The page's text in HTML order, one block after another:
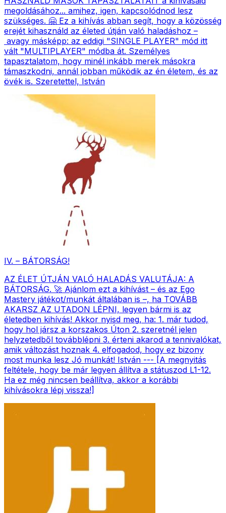
megoldásához... amihez, igen, kapcsolódnod lesz
szükséges. 🤗 Ez a kihívás abban segít, hogy a közösség
erejét kihasználd az életed útján való haladáshoz –
avagy másképp: az eddigi "SINGLE PLAYER" mód itt
vált "MULTIPLAYER" módba át. Személyes
tapasztalatom, hogy minél inkább merek másokra
támaszkodni, annál jobban működik az én életem, és az
övék is. Szeretettel, István
IV. – BÁTORSÁG!
AZ ÉLET ÚTJÁN VALÓ HALADÁS VALUTÁJA: A
BÁTORSÁG. 🚀 Ajánlom ezt a kihívást – és az Ego
Mastery játékot/munkát általában is –, ha TOVÁBB
AKARSZ AZ UTADON LÉPNI, legyen bármi is az
életedben kihívás! Akkor nyisd meg, ha: 1. már tudod,
hogy hol jársz a korszakos Úton 2. szeretnél jelen
helyzetedből továbblépni 3. érteni akarod a tennivalókat,
amik változást hoznak 4. elfogadod, hogy ez bizony
most munka lesz Jó munkát! István --- [A megnyitás
feltétele, hogy be már legyen állítva a státuszod L1-12.
Ha ez még nincsen beállítva, akkor a korábbi
kihívásokra lépj vissza!]